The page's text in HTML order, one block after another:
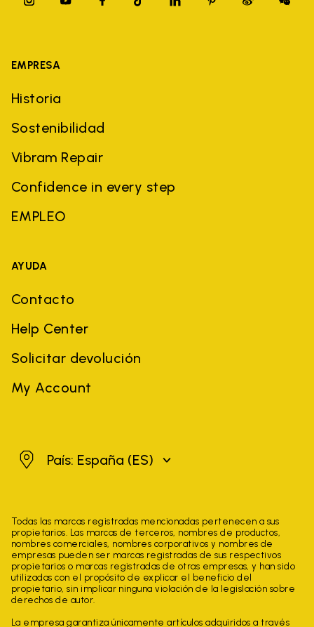
EMPRESA
Historia
Sostenibilidad
Vibram Repair
Confidence in every step
EMPLEO
AYUDA
Contacto
Help Center
Solicitar devolución
My Account
EspañaPaís: España (ES)
Todas las marcas registradas mencionadas pertenecen a sus
propietarios. Las marcas de terceros, nombres de productos,
nombres comerciales, nombres corporativos y nombres de
empresas pueden ser marcas registradas de sus respectivos
propietarios o marcas registradas de otras empresas, y han sido
utilizadas con el propósito de explicar el beneficio del
propietario, sin implicar ninguna violación de la legislación sobre
derechos de autor.
La empresa garantiza únicamente artículos adquiridos a través